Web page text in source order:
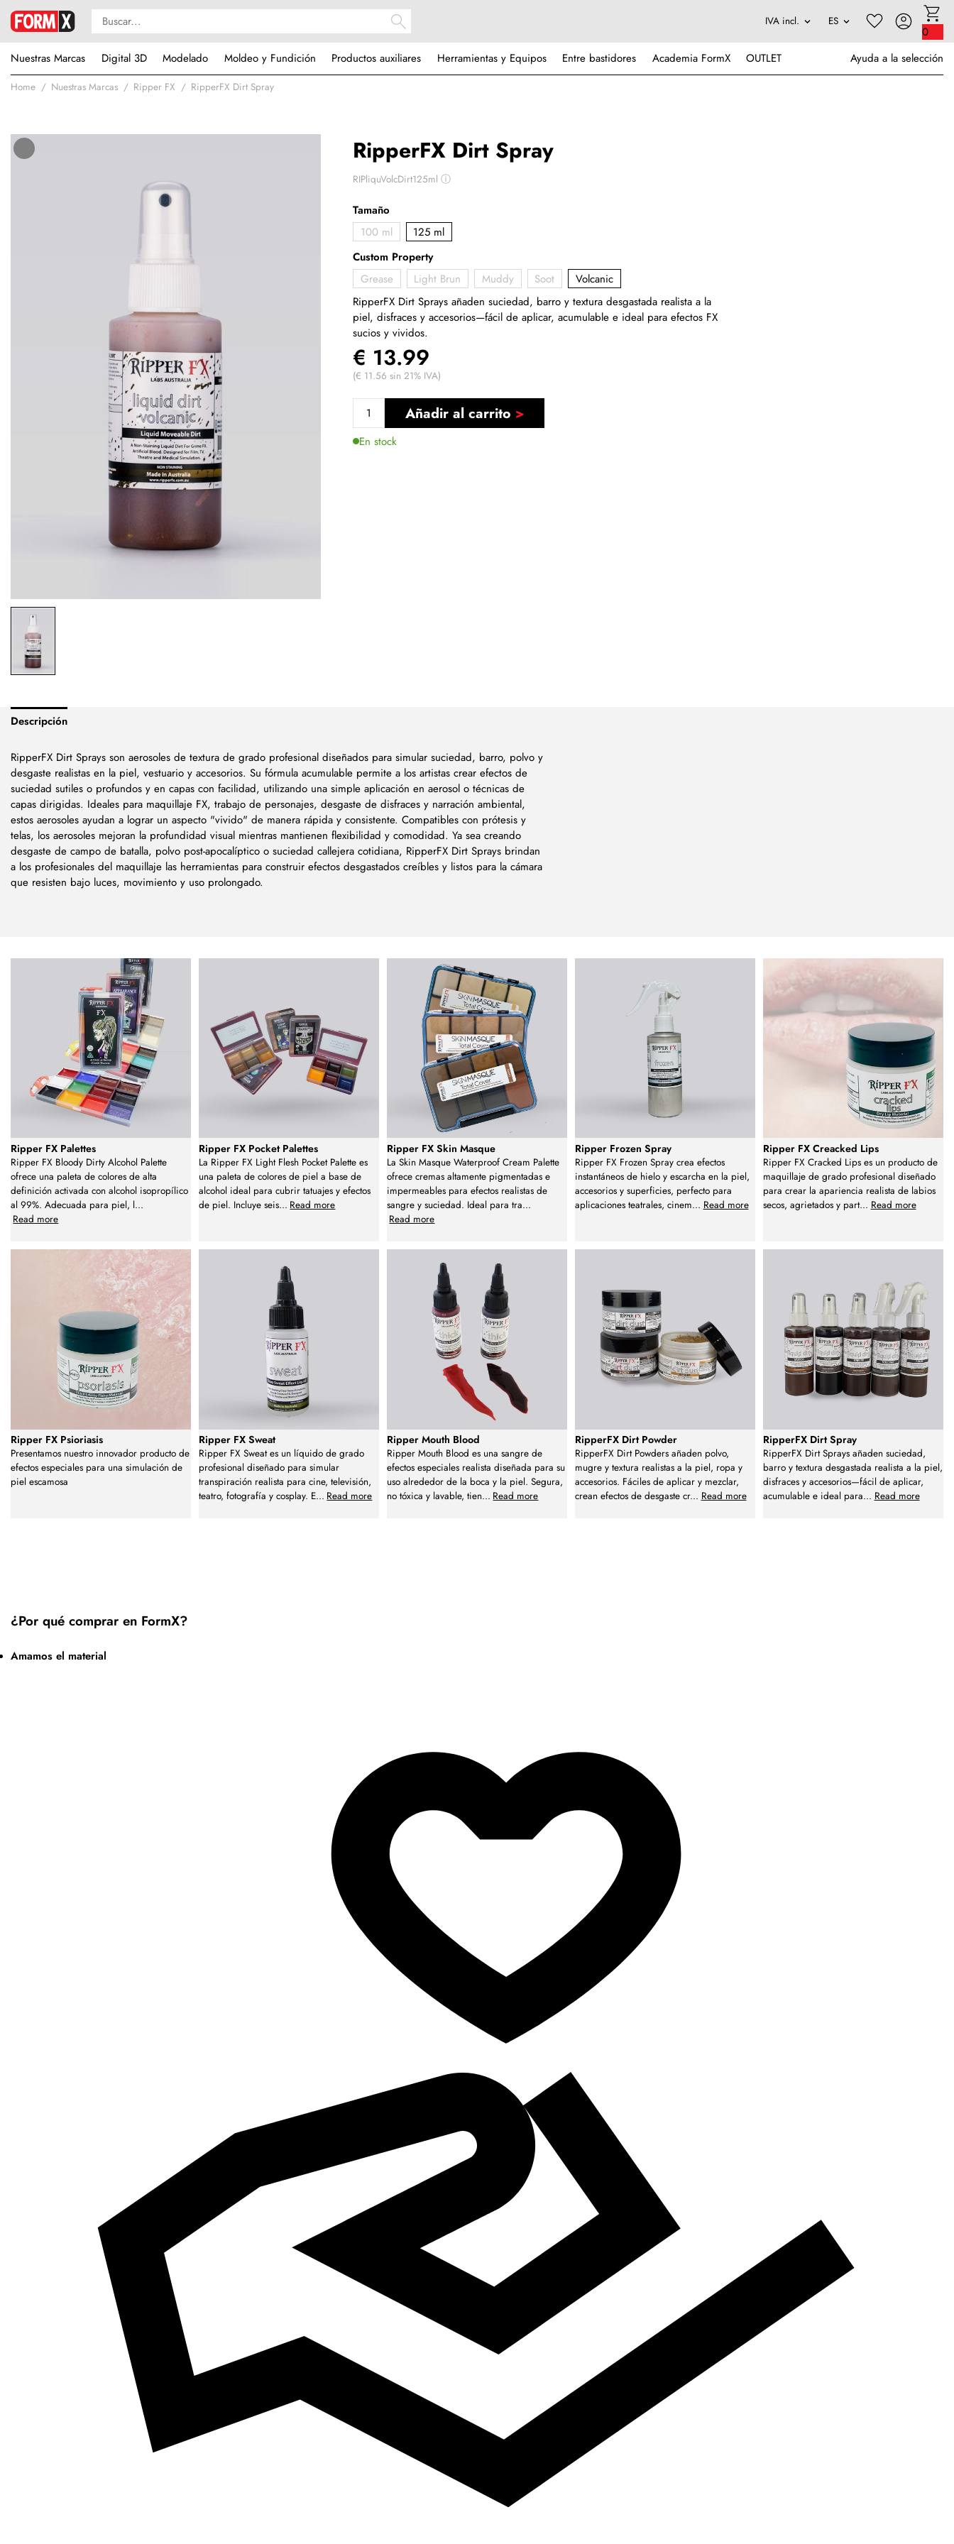
0
Nuestras Marcas
Digital 3D Modelado Moldeo y Fundición Productos auxiliares Herramientas y Equipos Entre bastidores Academia FormX OUTLET Ayuda a la selección
Home Nuestras Marcas Ripper FX RipperFX Dirt Spray
RipperFX Dirt Spray
RIPliquVolcDirt125mlⓘ
Tamaño
100 ml
125 ml
Custom Property
Grease
Light Brun Muddy Soot
Volcanic
RipperFX Dirt Sprays añaden suciedad, barro y textura desgastada realista a la
piel, disfraces y accesorios—fácil de aplicar, acumulable e ideal para efectos FX
sucios y vividos.
€ 13.99
(€ 11.56 sin 21% IVA)
Añadir al carrito
En stock
Descripción
RipperFX Dirt Sprays son aerosoles de textura de grado profesional diseñados para simular suciedad, barro, polvo y
desgaste realistas en la piel, vestuario y accesorios. Su fórmula acumulable permite a los artistas crear efectos de
suciedad sutiles o profundos y en capas con facilidad, utilizando una simple aplicación en aerosol o técnicas de
capas dirigidas. Ideales para maquillaje FX, trabajo de personajes, desgaste de disfraces y narración ambiental,
estos aerosoles ayudan a lograr un aspecto "vivido" de manera rápida y consistente. Compatibles con prótesis y
telas, los aerosoles mejoran la profundidad visual mientras mantienen flexibilidad y comodidad. Ya sea creando
desgaste de campo de batalla, polvo post-apocalíptico o suciedad callejera cotidiana, RipperFX Dirt Sprays brindan
a los profesionales del maquillaje las herramientas para construir efectos desgastados creíbles y listos para la cámara
que resisten bajo luces, movimiento y uso prolongado.
Ripper FX Palettes
Ripper FX Bloody Dirty Alcohol Palette
ofrece una paleta de colores de alta
definición activada con alcohol isopropílico
al 99%. Adecuada para piel, l...
Read more
Ripper FX Pocket Palettes
La Ripper FX Light Flesh Pocket Palette es
una paleta de colores de piel a base de
alcohol ideal para cubrir tatuajes y efectos
de piel. Incluye seis... Read more
Ripper FX Skin Masque
La Skin Masque Waterproof Cream Palette
ofrece cremas altamente pigmentadas e
impermeables para efectos realistas de
sangre y suciedad. Ideal para tra...
Read more
Ripper Frozen Spray
Ripper FX Frozen Spray crea efectos
instantáneos de hielo y escarcha en la piel,
accesorios y superficies, perfecto para
aplicaciones teatrales, cinem... Read more
Ripper FX Creacked Lips
Ripper FX Cracked Lips es un producto de
maquillaje de grado profesional diseñado
para crear la apariencia realista de labios
secos, agrietados y part... Read more
Ripper FX Psioriasis
Presentamos nuestro innovador producto de
efectos especiales para una simulación de
piel escamosa
Ripper FX Sweat
Ripper FX Sweat es un líquido de grado
profesional diseñado para simular
transpiración realista para cine, televisión,
teatro, fotografía y cosplay. E... Read more
Ripper Mouth Blood
Ripper Mouth Blood es una sangre de
efectos especiales realista diseñada para su
uso alrededor de la boca y la piel. Segura,
no tóxica y lavable, tien... Read more
RipperFX Dirt Powder
RipperFX Dirt Powders añaden polvo,
mugre y textura realistas a la piel, ropa y
accesorios. Fáciles de aplicar y mezclar,
crean efectos de desgaste cr... Read more
RipperFX Dirt Spray
RipperFX Dirt Sprays añaden suciedad,
barro y textura desgastada realista a la piel,
disfraces y accesorios—fácil de aplicar,
acumulable e ideal para... Read more
¿Por qué comprar en FormX?
Amamos el material